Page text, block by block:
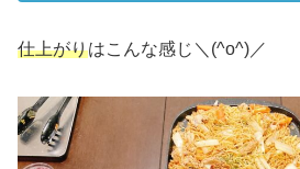
仕上がりはこんな感じ＼(^o^)／